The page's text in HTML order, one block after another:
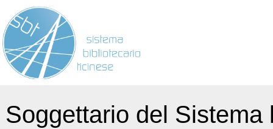
Soggettario del